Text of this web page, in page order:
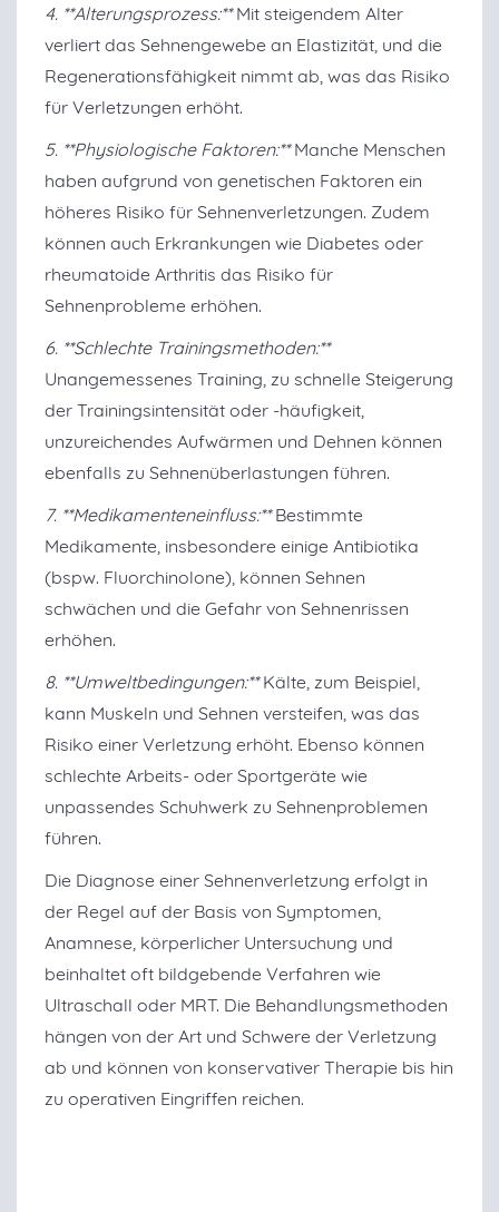
4. **Alterungsprozess:**Mit steigendem Alter
verliert das Sehnengewebe an Elastizität, und die
Regenerationsfähigkeit nimmt ab, was das Risiko
für Verletzungen erhöht.
5. **Physiologische Faktoren:**Manche Menschen
haben aufgrund von genetischen Faktoren ein
höheres Risiko für Sehnenverletzungen. Zudem
können auch Erkrankungen wie Diabetes oder
rheumatoide Arthritis das Risiko für
Sehnenprobleme erhöhen.
6. **Schlechte Trainingsmethoden:**
Unangemessenes Training, zu schnelle Steigerung
der Trainingsintensität oder -häufigkeit,
unzureichendes Aufwärmen und Dehnen können
ebenfalls zu Sehnenüberlastungen führen.
7. **Medikamenteneinfluss:**Bestimmte
Medikamente, insbesondere einige Antibiotika
(bspw. Fluorchinolone), können Sehnen
schwächen und die Gefahr von Sehnenrissen
erhöhen.
8. **Umweltbedingungen:**Kälte, zum Beispiel,
kann Muskeln und Sehnen versteifen, was das
Risiko einer Verletzung erhöht. Ebenso können
schlechte Arbeits- oder Sportgeräte wie
unpassendes Schuhwerk zu Sehnenproblemen
führen.
Die Diagnose einer Sehnenverletzung erfolgt in
der Regel auf der Basis von Symptomen,
Anamnese, körperlicher Untersuchung und
beinhaltet oft bildgebende Verfahren wie
Ultraschall oder MRT. Die Behandlungsmethoden
hängen von der Art und Schwere der Verletzung
ab und können von konservativer Therapie bis hin
zu operativen Eingriffen reichen.